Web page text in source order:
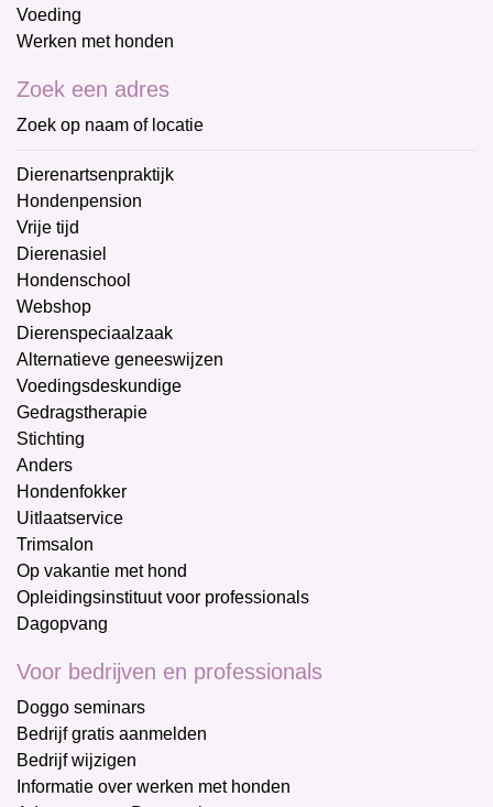
Voeding
Werken met honden
Zoek een adres
Zoek op naam of locatie
Dierenartsenpraktijk
Hondenpension
Vrije tijd
Dierenasiel
Hondenschool
Webshop
Dierenspeciaalzaak
Alternatieve geneeswijzen
Voedingsdeskundige
Gedragstherapie
Stichting
Anders
Hondenfokker
Uitlaatservice
Trimsalon
Op vakantie met hond
Opleidingsinstituut voor professionals
Dagopvang
Voor bedrijven en professionals
Doggo seminars
Bedrijf gratis aanmelden
Bedrijf wijzigen
Informatie over werken met honden